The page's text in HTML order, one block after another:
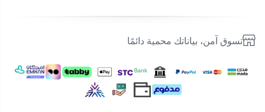
تسوق آمن، بياناتك محمية دائمًا